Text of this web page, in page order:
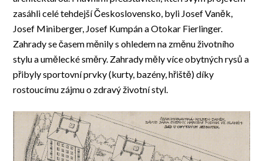
zasáhli celé tehdejší Československo, byli Josef Vaněk,
Josef Miniberger, Josef Kumpán a Otokar Fierlinger.
Zahrady se časem měnily s ohledem na změnu životního
stylu a umělecké směry. Zahrady měly více obytných rysů a
přibyly sportovní prvky (kurty, bazény, hřiště) díky
rostoucímu zájmu o zdravý životní styl.